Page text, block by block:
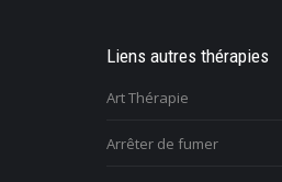
Liens autres thérapies
Art Thérapie
Arrêter de fumer